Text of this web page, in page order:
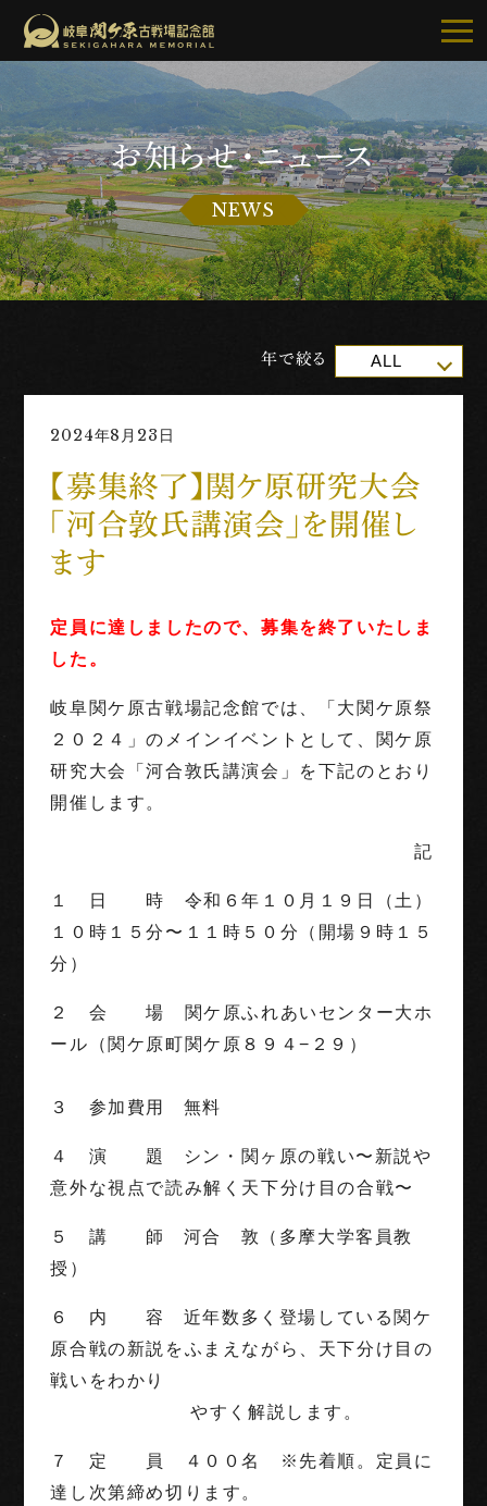
記念館について
ご利用案内
お知らせ
世界三大古戦場
1階映像展示予約
団体利用
English Français 中文（繁体字） 中文（简化字）
お知らせ・ニュース
NEWS
年で絞る ALL
2024年8月23日
【募集終了】関ケ原研究大会
「河合敦氏講演会」を開催し
ます
定員に達しましたので、募集を終了いたしま
した。
岐阜関ケ原古戦場記念館では、「大関ケ原祭
２０２４」のメインイベントとして、関ケ原
研究大会「河合敦氏講演会」を下記のとおり
開催します。
記
１ 日 時 令和６年１０月１９日（土）
１０時１５分〜１１時５０分（開場９時１５
分）
２ 会 場 関ケ原ふれあいセンター大ホ
ール（関ケ原町関ケ原８９４−２９）
３ 参加費用 無料
４ 演 題 シン・関ヶ原の戦い〜新説や
意外な視点で読み解く天下分け目の合戦〜
５ 講 師 河合 敦（多摩大学客員教
授）
６ 内 容 近年数多く登場している関ケ
原合戦の新説をふまえながら、天下分け目の
戦いをわかり
やすく解説します。
７ 定 員 ４００名 ※先着順。定員に
達し次第締め切ります。